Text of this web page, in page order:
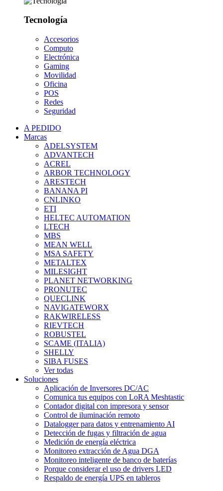
Tecnología
Accesorios
Computo
Electrónica
Gaming
Movilidad
Oficina
POS
Redes
Seguridad
A PEDIDO
Marcas
ADELSYSTEM
ADVANTECH
ACREL
ARBOR TECHNOLOGY
ARESTECH
BANANA PI
CNLINKO
ETI
HELTEC AUTOMATION
LTECH
MBS
MEAN WELL
MSA SAFETY
METALTEX
MILESIGHT
PLANET NETWORKING
PRONUTEC
QUECLINK
NAVIGATEWORX
RAKWIRELESS
RIEVTECH
ROBUSTEL
SCAME (ITALIA)
SHELLY
SIBA FUSES
Ver todas
Soluciones
Aplicación de Inversores DC/AC
Comunica tus equipos con LoRA Meshtastic
Contador digital con impresora y sensor
Control de iluminación remoto
Datalogger para datos y entrenamiento AI
Detección de fugas y filtración de agua
Medición de energía eléctrica
Monitoreo extracción de Agua DGA
Monitoreo inteligente de banco de baterías
Porque considerar el uso de drivers LED
Respaldo de energía UPS en tableros